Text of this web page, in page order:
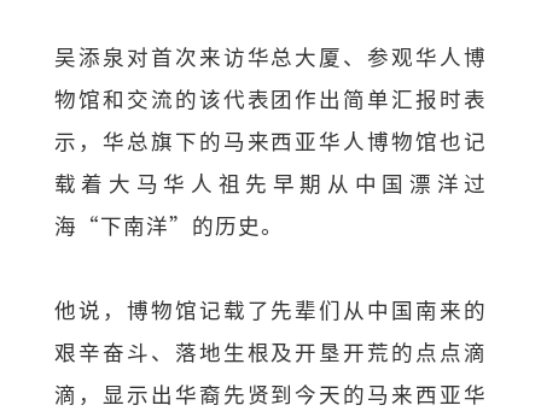
吴添泉对首次来访华总大厦、参观华人博
物馆和交流的该代表团作出简单汇报时表
示，华总旗下的马来西亚华人博物馆也记
载着大马华人祖先早期从中国漂洋过
海“下南洋”的历史。
他说，博物馆记载了先辈们从中国南来的
艰辛奋斗、落地生根及开垦开荒的点点滴
滴，显示出华裔先贤到今天的马来西亚华